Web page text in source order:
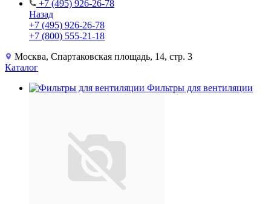
+7 (495) 926-26-78
Назад
+7 (495) 926-26-78
+7 (800) 555-21-18
Москва, Спартаковская площадь, 14, стр. 3
Каталог
Фильтры для вентиляции